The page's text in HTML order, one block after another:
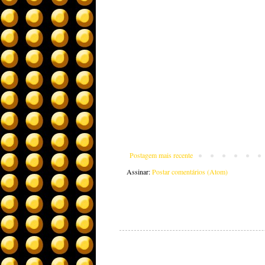
Postagem mais recente
Assinar:Postar comentários (Atom)